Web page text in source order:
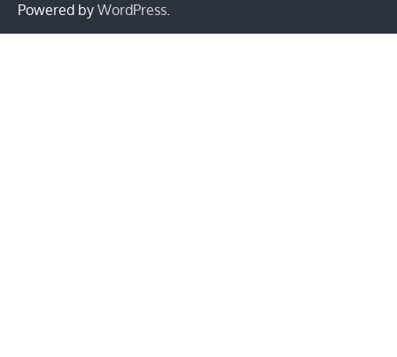
Powered by WordPress.